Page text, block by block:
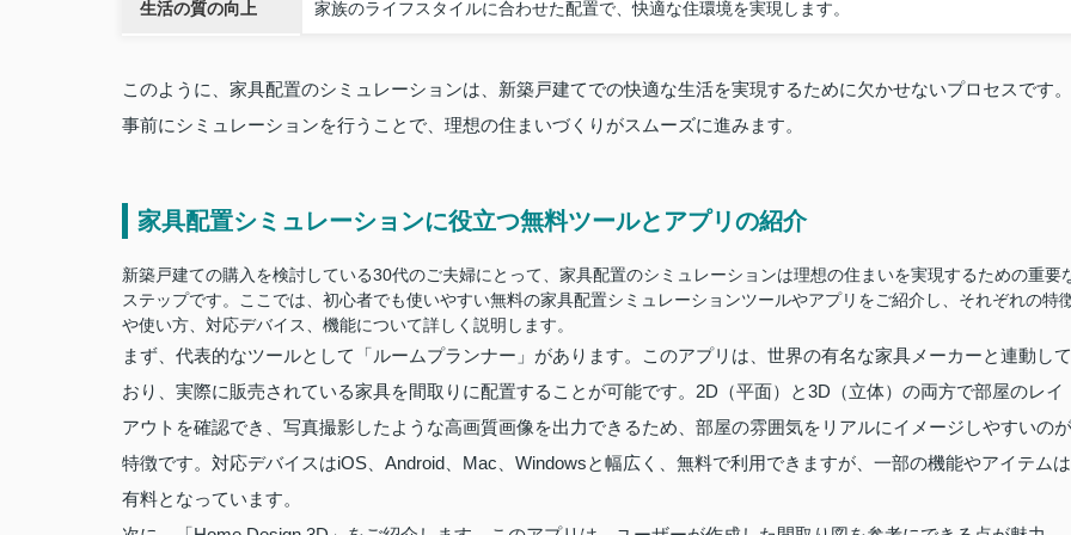
生活の質の向上 家族のライフスタイルに合わせた配置で、快適な住環境を実現します。
このように、家具配置のシミュレーションは、新築戸建てでの快適な生活を実現するために欠かせないプロセスです。
事前にシミュレーションを行うことで、理想の住まいづくりがスムーズに進みます。
家具配置シミュレーションに役立つ無料ツールとアプリの紹介
新築戸建ての購入を検討している30代のご夫婦にとって、家具配置のシミュレーションは理想の住まいを実現するための重要
ステップです。ここでは、初心者でも使いやすい無料の家具配置シミュレーションツールやアプリをご紹介し、それぞれの特
や使い方、対応デバイス、機能について詳しく説明します。
まず、代表的なツールとして「ルームプランナー」があります。このアプリは、世界の有名な家具メーカーと連動して
おり、実際に販売されている家具を間取りに配置することが可能です。2D（平面）と3D（立体）の両方で部屋のレイ
アウトを確認でき、写真撮影したような高画質画像を出力できるため、部屋の雰囲気をリアルにイメージしやすいのが
特徴です。対応デバイスはiOS、Android、Mac、Windowsと幅広く、無料で利用できますが、一部の機能やアイテムは
有料となっています。